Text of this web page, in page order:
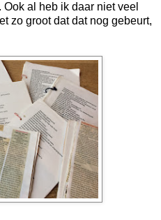
al heb ik daar niet veel
zo groot dat dat nog gebeurt,